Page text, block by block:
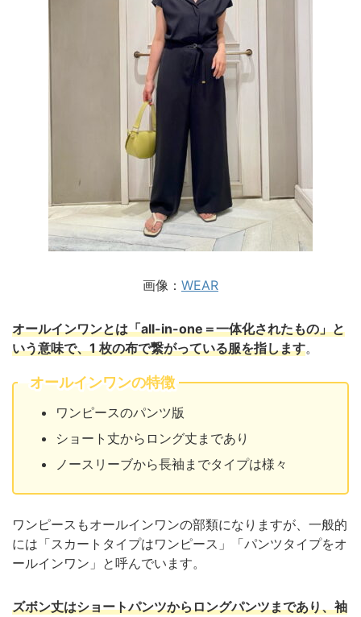
画像： WEAR
オールインワンとは「all-in-one＝一体化されたもの」と
いう意味で、1 枚の布で繋がっている服を指します。
オールインワンの特徴
ワンピースのパンツ版
ショート丈からロング丈まであり
ノースリーブから長袖までタイプは様々
ワンピースもオールインワンの部類になりますが、一般的
には「スカートタイプはワンピース」「パンツタイプをオ
ールインワン」と呼んでいます。
ズボン丈はショートパンツからロングパンツまであり、袖